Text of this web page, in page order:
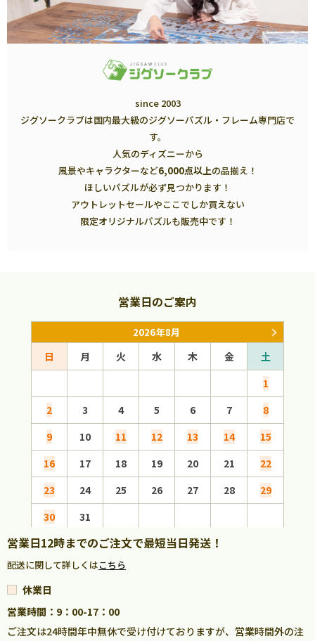
since 2003
ジグソークラブは国内最大級のジグソーパズル・フレーム専門店で
す。
人気のディズニーから
風景やキャラクターなど6,000点以上の品揃え！
ほしいパズルが必ず見つかります！
アウトレットセールやここでしか買えない
限定オリジナルパズルも販売中です！
営業日のご案内
2026年8月
日 月 火 水 木 金
土
1
2
3 4 5 6 7
8
9
10 11 12 13 14
15
16
17 18 19 20 21
22
23
24 25 26 27 28
29
30
31
営業日12時までのご注文で最短当日発送！
配送に関して詳しくはこちら
休業日
営業時間：9：00-17：00
ご注文は24時間年中無休で受け付けておりますが、営業時間外の注